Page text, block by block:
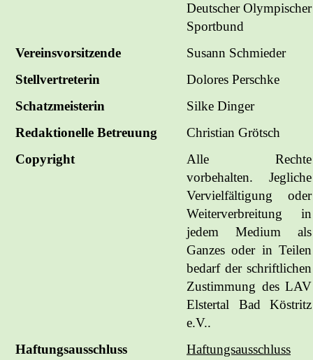
Deutscher Olympischer
Sportbund
Vereinsvorsitzende
Susann Schmieder
Stellvertreterin
Dolores Perschke
Schatzmeisterin
Silke Dinger
Redaktionelle Betreuung
Christian Grötsch
Copyright
Alle Rechte
vorbehalten. Jegliche
Vervielfältigung oder
Weiterverbreitung in
jedem Medium als
Ganzes oder in Teilen
bedarf der schriftlichen
Zustimmung des LAV
Elstertal Bad Köstritz
e.V..
Haftungsausschluss
Haftungsausschluss